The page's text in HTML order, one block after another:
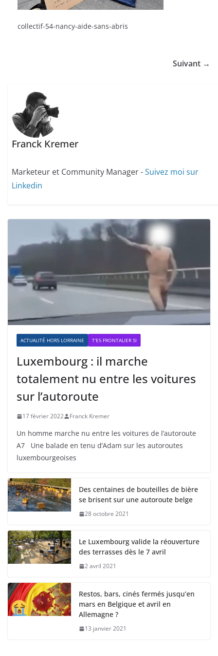
collectif-54-nancy-aide-sans-abris
Suivant →
Franck Kremer
Marketeur et Community Manager -Suivez moi sur
Linkedin
ACTUALITÉ HORS LORRAINE T'ES FRONTALIER SI
Luxembourg : il marche
totalement nu entre les voitures
sur l’autoroute
17 février 2022 Franck Kremer
Un homme marche nu entre les voitures de l’autoroute
A7 Une balade en tenu d’Adam sur les autoroutes
luxembourgeoises
Des centaines de bouteilles de bière
se brisent sur une autoroute belge
28 octobre 2021
Le Luxembourg valide la réouverture
des terrasses dès le 7 avril
2 avril 2021
Restos, bars, cinés fermés jusqu’en
mars en Belgique et avril en
Allemagne ?
13 janvier 2021